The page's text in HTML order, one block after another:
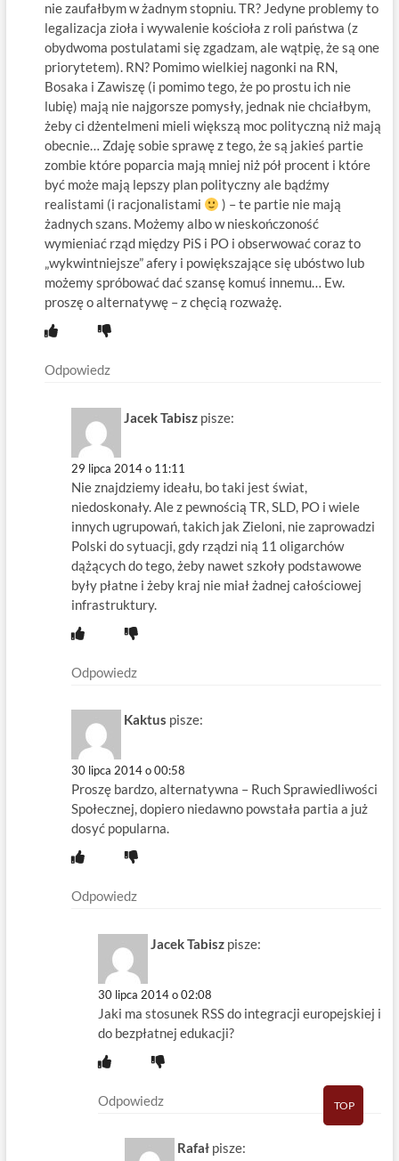
nie zaufałbym w żadnym stopniu. TR? Jedyne problemy to
legalizacja zioła i wywalenie kościoła z roli państwa (z
obydwoma postulatami się zgadzam, ale wątpię, że są one
priorytetem). RN? Pomimo wielkiej nagonki na RN,
Bosaka i Zawiszę (i pomimo tego, że po prostu ich nie
lubię) mają nie najgorsze pomysły, jednak nie chciałbym,
żeby ci dżentelmeni mieli większą moc polityczną niż mają
obecnie… Zdaję sobie sprawę z tego, że są jakieś partie
zombie które poparcia mają mniej niż pół procent i które
być może mają lepszy plan polityczny ale bądźmy
realistami (i racjonalistami
) – te partie nie mają
żadnych szans. Możemy albo w nieskończoność
wymieniać rząd między PiS i PO i obserwować coraz to
„wykwintniejsze” afery i powiększające się ubóstwo lub
możemy spróbować dać szansę komuś innemu… Ew.
proszę o alternatywę – z chęcią rozważę.
Odpowiedz
Jacek Tabisz pisze:
29 lipca 2014 o 11:11
Nie znajdziemy ideału, bo taki jest świat,
niedoskonały. Ale z pewnością TR, SLD, PO i wiele
innych ugrupowań, takich jak Zieloni, nie zaprowadzi
Polski do sytuacji, gdy rządzi nią 11 oligarchów
dążących do tego, żeby nawet szkoły podstawowe
były płatne i żeby kraj nie miał żadnej całościowej
infrastruktury.
Odpowiedz
Kaktus pisze:
30 lipca 2014 o 00:58
Proszę bardzo, alternatywna – Ruch Sprawiedliwości
Społecznej, dopiero niedawno powstała partia a już
dosyć popularna.
Odpowiedz
Jacek Tabisz pisze:
30 lipca 2014 o 02:08
Jaki ma stosunek RSS do integracji europejskiej i
do bezpłatnej edukacji?
Odpowiedz
Rafał pisze:
TOP